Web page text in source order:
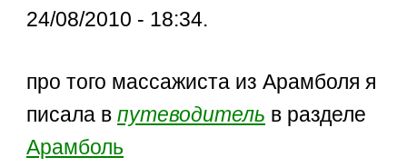
24/08/2010 - 18:34.
про того массажиста из Арамболя я
писала впутеводитель в разделе
Арамболь